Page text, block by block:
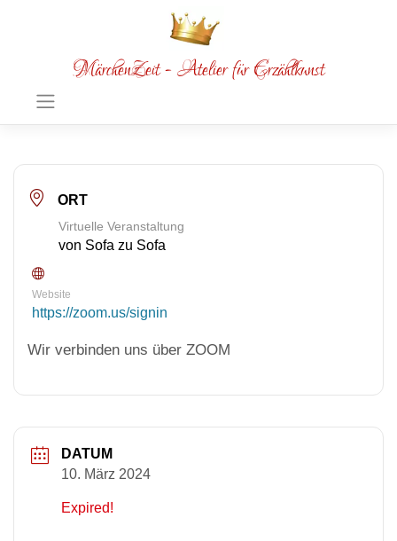
MärchenZeit - Atelier für Erzählkunst
ORT
Virtuelle Veranstaltung
von Sofa zu Sofa
Website
https://zoom.us/signin
Wir verbinden uns über ZOOM
DATUM
10. März 2024
Expired!